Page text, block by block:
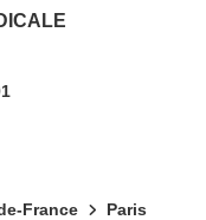
France Paris